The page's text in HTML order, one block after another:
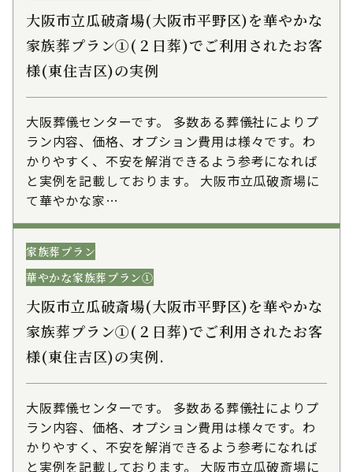
大阪市立瓜破斎場(大阪市平野区)を華やかな
家族葬プラン①(２日葬)でご利用されたお客
様(東住吉区)の実例
大阪葬儀センターです。 多数ある葬儀社によりプ
ラン内容、価格、オプション費用は様々です。わ
かりやすく、不安を解消できるよう参考になれば
と実例を記載しております。 大阪市立瓜破斎場に
て華やかな家…
家族葬プラン
華やかな家族葬プラン①
大阪市立瓜破斎場(大阪市平野区)を華やかな
家族葬プラン①(２日葬)でご利用されたお客
様(東住吉区)の実例.
大阪葬儀センターです。 多数ある葬儀社によりプ
ラン内容、価格、オプション費用は様々です。わ
かりやすく、不安を解消できるよう参考になれば
と実例を記載しております。 大阪市立瓜破斎場に